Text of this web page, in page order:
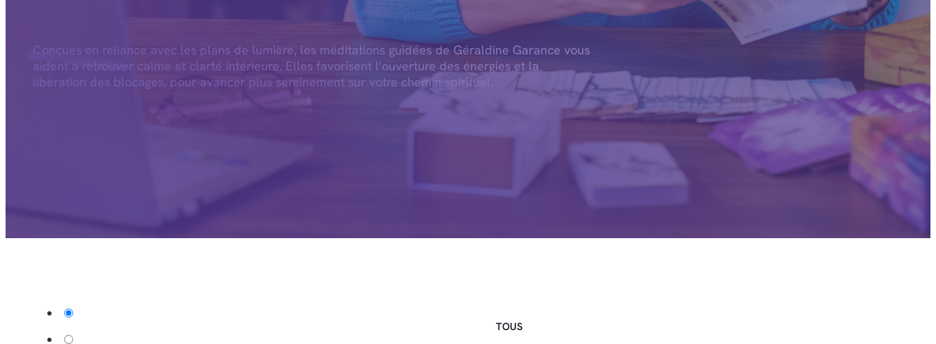
Conçues en reliance avec les plans de lumière, les méditations guidées de Géraldine Garance vous
aident à retrouver calme et clarté intérieure. Elles favorisent l’ouverture des énergies et la
libération des blocages, pour avancer plus sereinement sur votre chemin spirituel.
TOUS